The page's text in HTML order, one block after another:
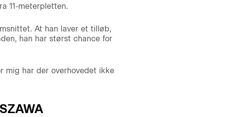
11-meterpletten.
At han laver et tilløb,
han har størst chance for
mig har der overhovedet ikke